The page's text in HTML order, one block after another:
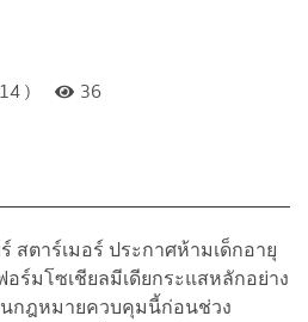
)
36
สตาร์เมอร์ ประกาศห้ามเด็กอายุ
ร์มโซเชียลมีเดียกระแสหลักอย่าง
นกฎหมายควบคุมนี้ก่อนช่วง